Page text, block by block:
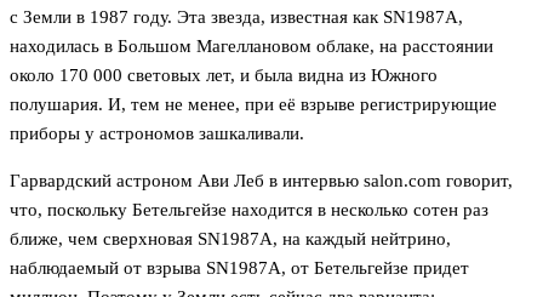
с Земли в 1987 году. Эта звезда, известная как SN1987A,
находилась в Большом Магеллановом облаке, на расстоянии
около 170 000 световых лет, и была видна из Южного
полушария. И, тем не менее, при её взрыве регистрирующие
приборы у астрономов зашкаливали.
Гарвардский астроном Ави Леб в интервью salon.com говорит,
что, поскольку Бетельгейзе находится в несколько сотен раз
ближе, чем сверхновая SN1987A, на каждый нейтрино,
наблюдаемый от взрыва SN1987A, от Бетельгейзе придет